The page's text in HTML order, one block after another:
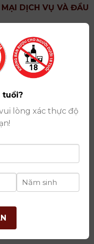
DỊCH VỤ VÀ ĐẦU
Phố Hà Nội
Phường Ngọc Hà,
Tài Chính Thành
05/2008,đăng ký
: 529/GP-BCT do Bộ
tư và phát triển
tuổi?
lòng xác thực độ